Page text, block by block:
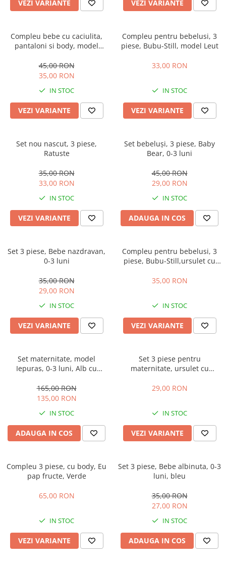
Veste bebe
Rochite bebeluse
Pantaloni de exterior
Bluze si pulovere
Babetele
Veste bebe
Ciorapi
Pantaloni de exterior
Bluze si pulovere
Hainute bumbac organic
Articole mamici
Jucarii tip Montessori
Masinute electrice
Jucarii gonflabile
Jucarii de nisip
Table de scris
Carucioare papusi
Adidasi
VEZI VARIANTE VEZI VARIANTE
Compleu bebe cu caciulita,
pantaloni si body, model
45,00 RON
35,00 RON
IN STOC
VEZI VARIANTE
Compleu pentru bebelusi, 3
piese, Bubu-Still, model Leut
33,00 RON
IN STOC
VEZI VARIANTE
Set nou nascut, 3 piese,
Ratuste
35,00 RON
33,00 RON
IN STOC
VEZI VARIANTE
Set bebeluși, 3 piese, Baby
Bear, 0-3 luni
45,00 RON
29,00 RON
IN STOC
ADAUGA IN COS
Set 3 piese, Bebe nazdravan,
0-3 luni
35,00 RON
29,00 RON
IN STOC
VEZI VARIANTE
Compleu pentru bebelusi, 3
piese, Bubu-Still,ursulet cu
35,00 RON
IN STOC
VEZI VARIANTE
Set maternitate, model
Iepuras, 0-3 luni, Alb cu
165,00 RON
135,00 RON
IN STOC
ADAUGA IN COS
Set 3 piese pentru
maternitate, ursulet cu
29,00 RON
IN STOC
VEZI VARIANTE
Compleu 3 piese, cu body, Eu
pap fructe, Verde
65,00 RON
IN STOC
VEZI VARIANTE
Set 3 piese, Bebe albinuta, 0-3
luni, bleu
35,00 RON
27,00 RON
IN STOC
ADAUGA IN COS